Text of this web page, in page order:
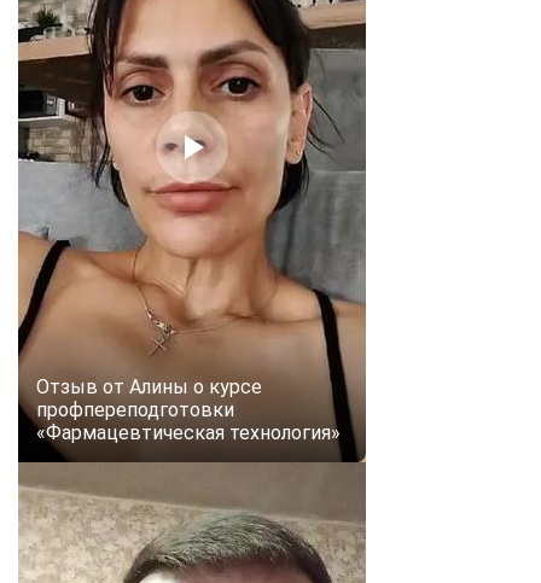
Отзыв от Алины о курсе
профпереподготовки
«Фармацевтическая технология»
ChatApp
online
Мессенджеры
Свяжитесь с нами через любой удобный мессенджер!
Telegram
Vkontakte EMail